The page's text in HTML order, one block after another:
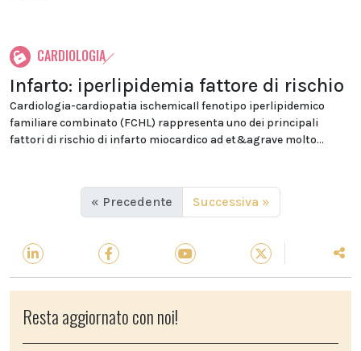
CARDIOLOGIA
Infarto: iperlipidemia fattore di rischio
Cardiologia-cardiopatia ischemicaIl fenotipo iperlipidemico
familiare combinato (FCHL) rappresenta uno dei principali
fattori di rischio di infarto miocardico ad et&agrave molto...
« Precedente Successiva »
Resta aggiornato con noi!